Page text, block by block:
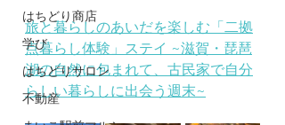
はちどり商店
学び
はちどりサロン
不動産
旅と暮らしのあいだを楽しむ「二拠
点暮らし体験」ステイ ~滋賀・琵琶
湖の自然に包まれて、古民家で自分
らしい暮らしに出会う週末~